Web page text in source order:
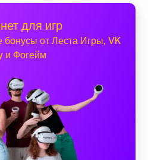
для игр
бонусы от Леста Игры, VK
и Фогейм